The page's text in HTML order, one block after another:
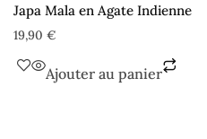
Japa Mala en Agate Indienne
19,90 €
Ajouter au panier